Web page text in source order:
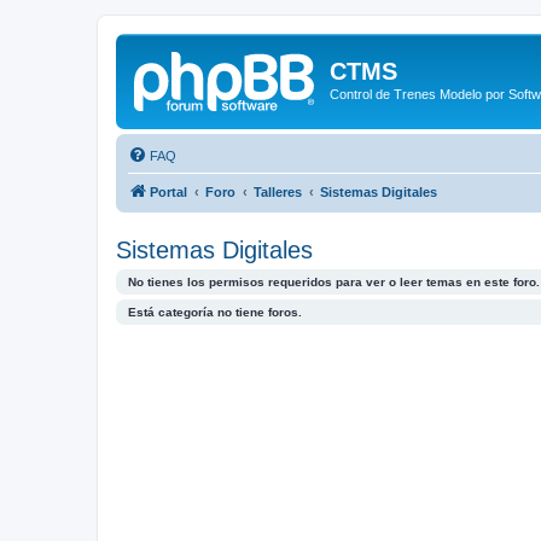
CTMS
Control de Trenes Modelo por
FAQ
Portal Foro Talleres Sistemas Digitales
Sistemas Digitales
No tienes los permisos requeridos para ver o leer temas en este foro.
Está categoría no tiene foros.